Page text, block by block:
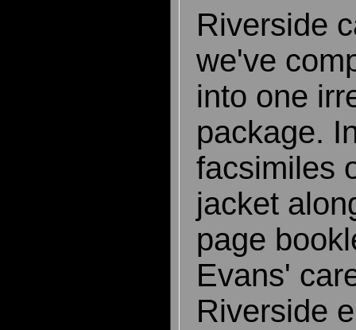
Riverside
we've
into one
package.
facsimiles
jacket
page
Evans'
Riverside